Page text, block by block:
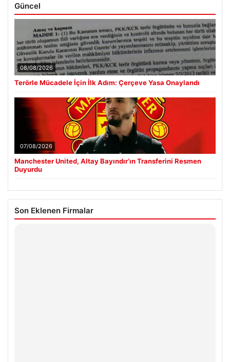
Güncel
08/08/2026
Terörle Mücadele İçin İlk Adım: Çerçeve Yasa Onaylandı
07/08/2026
Manchester United, Altay Bayındır’ın Transferini Resmen
Duyurdu
Son Eklenen Firmalar